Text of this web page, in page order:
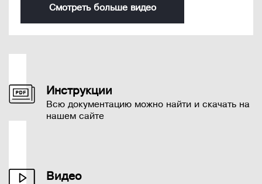
Смотреть больше видео
Инструкции
Всю документацию можно найти и скачать на
нашем сайте
Видео